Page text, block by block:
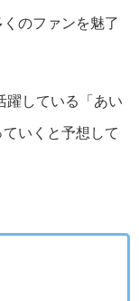
のファンを魅了
躍している「あい
いくと予想して